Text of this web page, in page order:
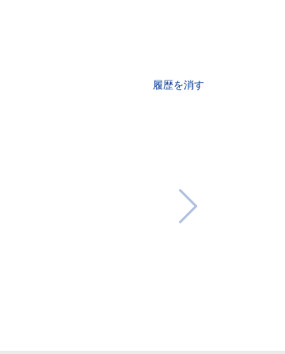
履歴を消す